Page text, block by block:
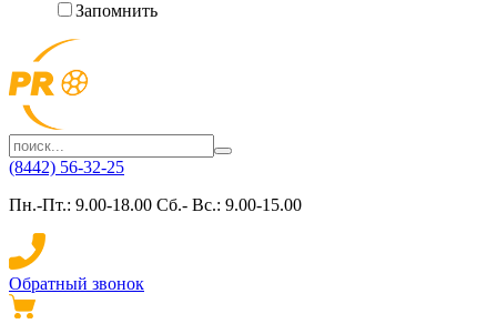
Запомнить
(8442) 56-32-25
Пн.-Пт.: 9.00-18.00 Сб.- Вс.: 9.00-15.00
Обратный звонок